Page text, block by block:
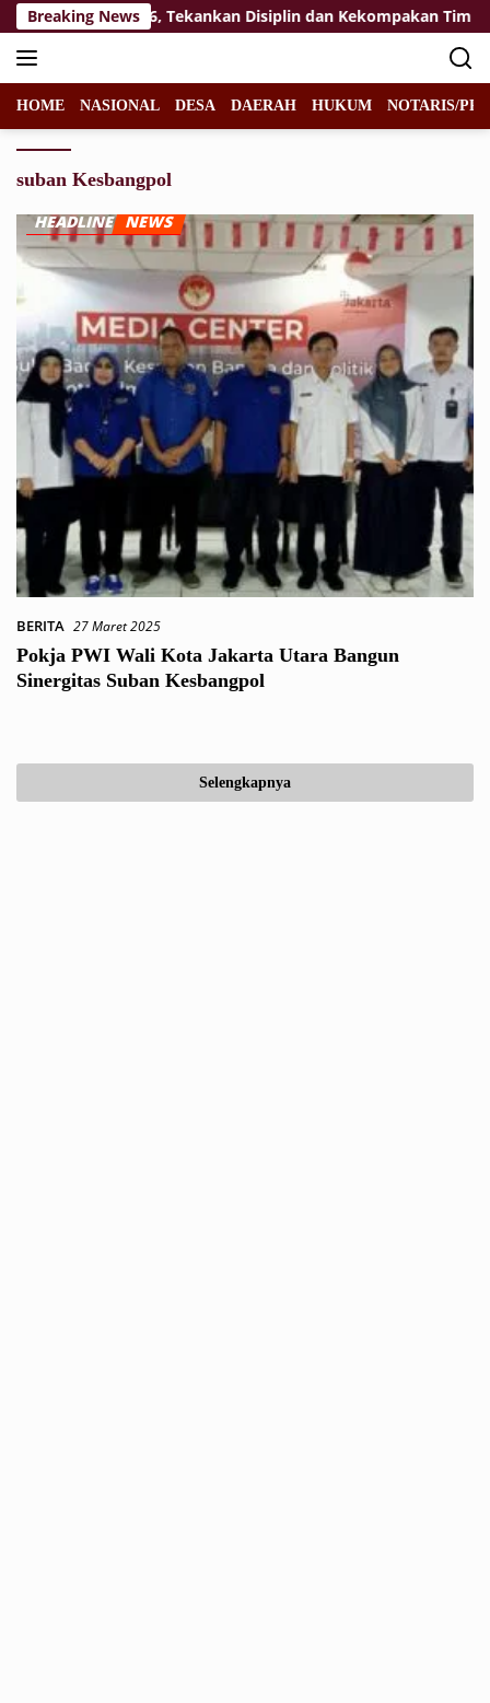
Langsung
ke
konten
Breaking News2026, Tekankan Disiplin dan Kekompakan Tim
HOME NASIONAL DESA DAERAH HUKUM NOTARIS/
suban Kesbangpol
BERITA 27 Maret 2025
Pokja PWI Wali Kota Jakarta Utara Bangun
Sinergitas Suban Kesbangpol
Selengkapnya